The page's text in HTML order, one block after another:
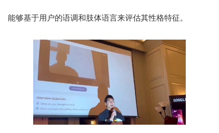
能够基于用户的语调和肢体语言来评估其性格特征。